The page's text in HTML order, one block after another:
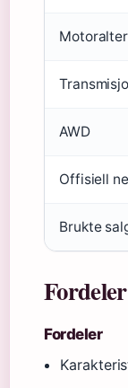
AWD
Offisiell
Brukte
Fordeler